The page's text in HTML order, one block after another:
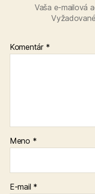
Vaša e-mailová
Komentár *
Meno *
E-mail *